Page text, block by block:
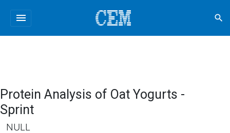
menu search
Protein Analysis of Oat Yogurts -
Sprint
NULL